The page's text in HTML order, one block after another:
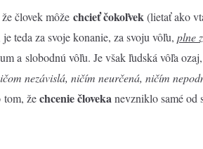
človek môže chcieť čokoľvek(lietať ako
je teda za svoje konanie, za svoju vôľu, plne
a slobodnú vôľu. Je však ľudská vôľa
nezávislá, ničím neurčená, ničím
tom, žechcenie človekanevzniklo samé od